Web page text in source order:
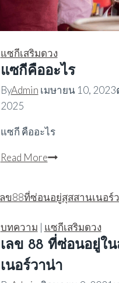
แซกีเสริมดวง
แซกีคืออะไร
ByAdmin เมษายน 10, 2023
2025
แซกี คืออะไร
Read Moreแซ
อะไร
บทความ | แซกีเสริมดวง
เลข 88 ที่ซ่อนอยู่ใ
เนอร์วาน่า